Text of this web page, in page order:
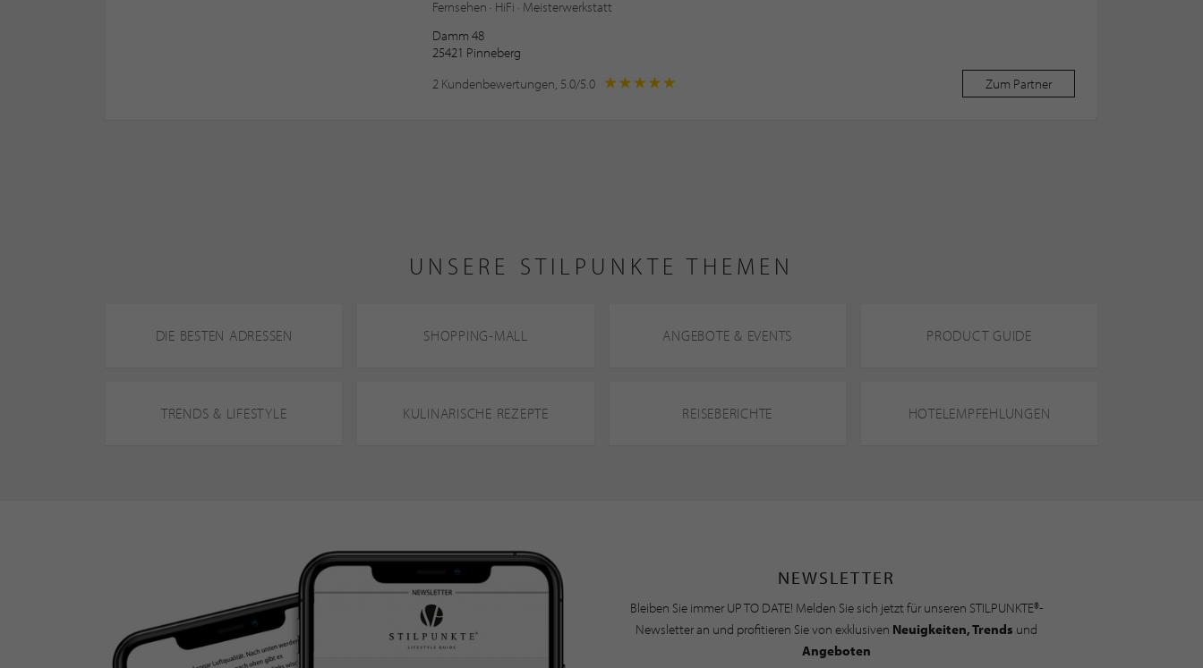
Fernsehen · HiFi · Meisterwerkstatt
Damm 48
25421 Pinneberg
2 Kundenbewertungen, 5.0/5.0
Zum Partner
UNSERE STILPUNKTE THEMEN
DIE BESTEN ADRESSEN SHOPPING-MALL ANGEBOTE & EVENTS PRODUCT GUIDE
TRENDS & LIFESTYLE KULINARISCHE REZEPTE REISEBERICHTE HOTELEMPFEHLUNGEN
NEWSLETTER
Bleiben Sie immer UP TO DATE! Melden Sie sich jetzt für unseren STILPUNKTE®-
Newsletter an und profitieren Sie von exklusiven Neuigkeiten, Trends und
Angeboten